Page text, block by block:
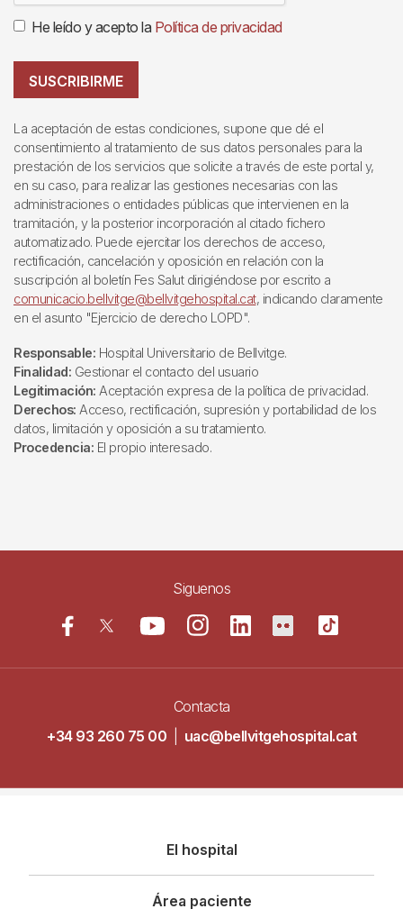
He leído y acepto la Política de privacidad
SUSCRIBIRME
La aceptación de estas condiciones, supone que dé el
consentimiento al tratamiento de sus datos personales para la
prestación de los servicios que solicite a través de este portal y,
en su caso, para realizar las gestiones necesarias con las
administraciones o entidades públicas que intervienen en la
tramitación, y la posterior incorporación al citado fichero
automatizado. Puede ejercitar los derechos de acceso,
rectificación, cancelación y oposición en relación con la
suscripción al boletín Fes Salut dirigiéndose por escrito a
comunicacio.bellvitge@bellvitgehospital.cat, indicando claramente
en el asunto "Ejercicio de derecho LOPD".
Responsable: Hospital Universitario de Bellvitge.
Finalidad: Gestionar el contacto del usuario
Legitimación: Aceptación expresa de la política de privacidad.
Derechos: Acceso, rectificación, supresión y portabilidad de los
datos, limitación y oposición a su tratamiento.
Procedencia: El propio interesado.
Siguenos
Contacta
+34 93 260 75 00
uac@bellvitgehospital.cat
principal
El hospital
Área paciente